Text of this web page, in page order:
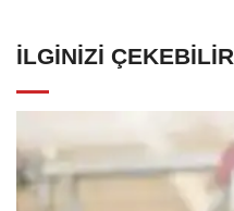
İLGINIZI ÇEKEBILIR